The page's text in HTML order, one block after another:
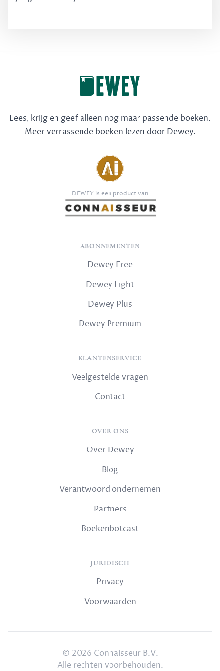
Lees, krijg en geef alleen nog maar passende boeken.
Meer verrassende boeken lezen door Dewey.
DEWEY is een product van
ABONNEMENTEN
Dewey Free
Dewey Light
Dewey Plus
Dewey Premium
KLANTENSERVICE
Veelgestelde vragen
Contact
OVER ONS
Over Dewey
Blog
Verantwoord ondernemen
Partners
Boekenbotcast
JURIDISCH
Privacy
Voorwaarden
© 2026 Connaisseur B.V.
Alle rechten voorbehouden.